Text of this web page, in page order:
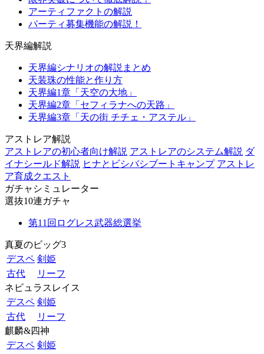
アーティファクトの解説
パーティ募集機能の解説！
天界編解説
天界編シナリオの解説まとめ
天装珠の性能と作り方
天界編1章「天空の大地」
天界編2章「セフィラナへの天路」
天界編3章「天の街 チチェ・アステル」
アストレア解説
アストレアの初心者向け解説 アストレアのシステム解説 ダ
イナシールド解説 ヒナとビシバシブートキャンプ アストレ
ア育成クエスト
ガチャシミュレーター
選抜10連ガチャ
第11回ログレス武器総選挙
真夏のビッグ3
デスペ 剣姫
古代
リーフ
ネビュラスレイス
デスペ 剣姫
古代
リーフ
麒麟&四神
デスペ 剣姫